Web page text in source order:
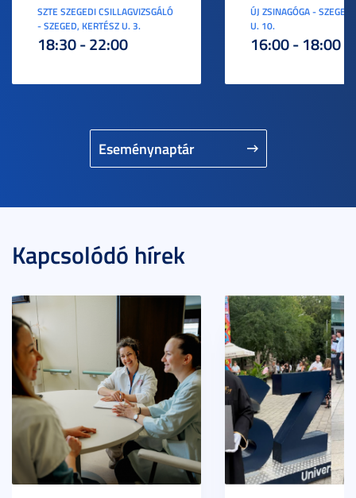
Eseménynaptár
SZTE SZEGEDI CSILLAGVIZSGÁLÓ
- SZEGED, KERTÉSZ U. 3.
18:30 - 22:00
ÚJ ZSINAGÓGA -
U. 10.
16:00 - 18:00
Kapcsolódó hírek